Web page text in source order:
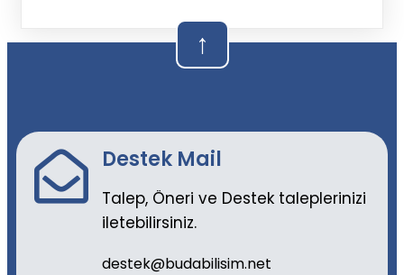
↑
Destek Mail
Talep, Öneri ve Destek taleplerinizi
iletebilirsiniz.
destek@budabilisim.net